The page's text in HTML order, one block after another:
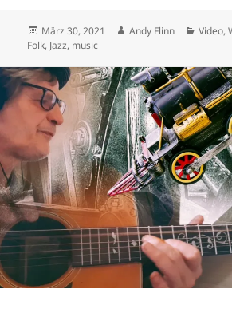
Posted
on
März 30, 2021 Author
Andy Flinn Video,
Folk, Jazz, music